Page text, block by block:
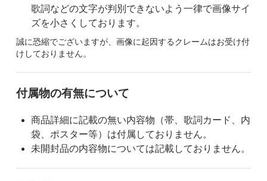
歌詞などの文字が判別できないよう一律で画像サイ
ズを小さくしております。
誠に恐縮でございますが、画像に起因するクレームはお受け付
けしておりません。
付属物の有無について
商品詳細に記載の無い内容物（帯、歌詞カード、内
袋、ポスター等）は付属しておりません。
未開封品の内容物については記載しておりません。